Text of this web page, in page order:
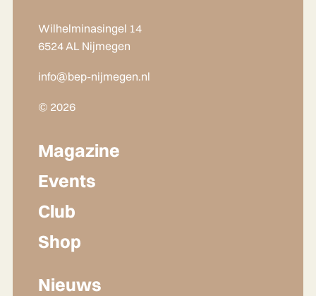
Wilhelminasingel 14
6524 AL Nijmegen
info@bep-nijmegen.nl
© 2026
Magazine
Events
Club
Shop
Nieuws